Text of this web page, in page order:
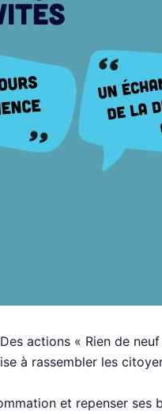
actions « Rien de
à rassembler les
et repenser ses